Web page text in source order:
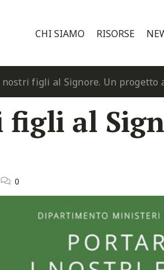
CHI SIAMO RISORSE
figli al Signore. Un progetto
al
0